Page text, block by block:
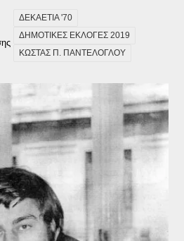
ΔΕΚΑΕΤΙΑ '70
ΔΗΜΟΤΙΚΕΣ ΕΚΛΟΓΕΣ 2019
ΚΩΣΤΑΣ Π. ΠΑΝΤΕΛΟΓΛΟΥ